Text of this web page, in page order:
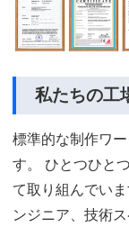
私たちの工
標準的な制作ワ
す。 ひとつひと
て取り組んでい
ンジニア、技術